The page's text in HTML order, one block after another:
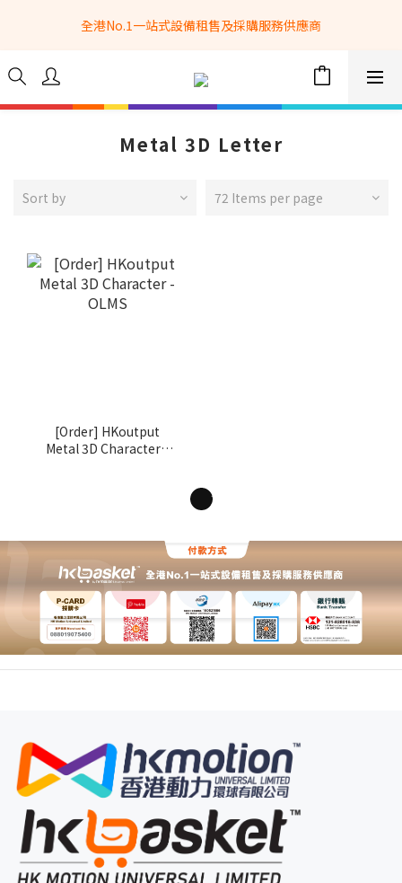
全港No.1一站式設備租售及採購服務供應商
全港No.1一站式設備租售及採購服務供應商
選購現貨產品全單滿$3500自家專送免運費 (只限網站落單, 不適用
於急單, 訂制產品, 屏風, 籠車, 舞台等)
info@hkbasket.com
Metal 3D Letter
Sort by 72 Items per page
[Order] HKoutput
Metal 3D Character -
1